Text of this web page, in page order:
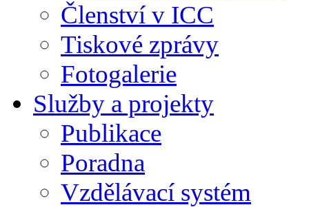
Členství v ICC
Tiskové zprávy
Fotogalerie
Služby a projekty
Publikace
Poradna
Vzdělávací systém